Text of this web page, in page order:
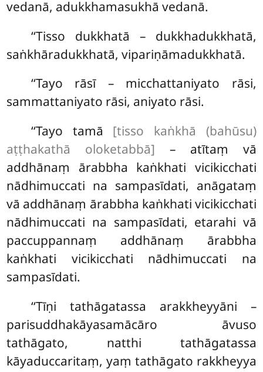
vedanā, adukkhamasukhā vedanā.
‘‘Tisso dukkhatā – dukkhadukkhatā,
saṅkhāradukkhatā, vipariṇāmadukkhatā.
‘‘Tayo rāsī – micchattaniyato rāsi,
sammattaniyato rāsi, aniyato rāsi.
‘‘Tayo tamā [tisso kaṅkhā (bahūsu)
aṭṭhakathā oloketabbā] – atītaṃ vā
addhānaṃ ārabbha kaṅkhati vicikicchati
nādhimuccati na sampasīdati, anāgataṃ
vā addhānaṃ ārabbha kaṅkhati vicikicchati
nādhimuccati na sampasīdati, etarahi vā
paccuppannaṃ addhānaṃ ārabbha
kaṅkhati vicikicchati nādhimuccati na
sampasīdati.
‘‘Tīṇi tathāgatassa arakkheyyāni –
parisuddhakāyasamācāro āvuso
tathāgato, natthi tathāgatassa
kāyaduccaritaṃ, yaṃ tathāgato rakkheyya